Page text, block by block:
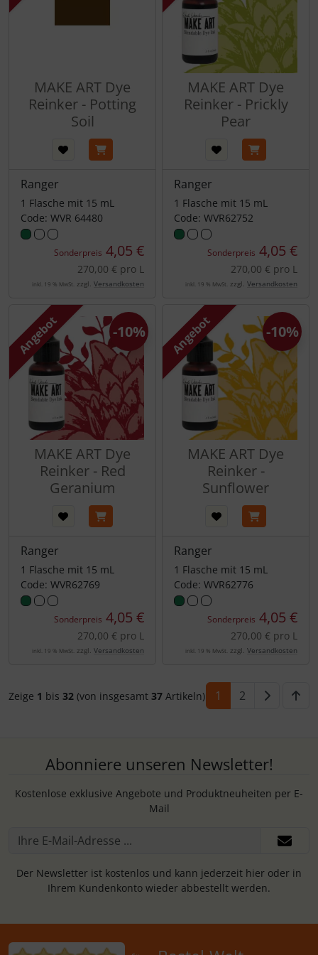
MAKE ART Dye
Reinker - Potting
Soil
Ranger
1 Flasche mit 15 mL
Code: WVR 64480
Sonderpreis 4,05 €
270,00 € pro L
inkl. 19 % MwSt. zzgl. Versandkosten
MAKE ART Dye
Reinker - Prickly
Pear
Ranger
1 Flasche mit 15 mL
Code: WVR62752
Sonderpreis 4,05 €
270,00 € pro L
inkl. 19 % MwSt. zzgl. Versandkosten
Angebot
MAKE ART Dye
Reinker - Red
Geranium
Ranger
1 Flasche mit 15 mL
Code: WVR62769
Sonderpreis 4,05 €
-10%
270,00 € pro L
inkl. 19 % MwSt. zzgl. Versandkosten
Angebot
MAKE ART Dye
Reinker -
Sunflower
Ranger
1 Flasche mit 15 mL
Code: WVR62776
Sonderpreis 4,05 €
-10%
270,00 € pro L
inkl. 19 % MwSt. zzgl. Versandkosten
Zeige 1 bis32 (von insgesamt37 Artikeln) 1 2
Abonniere unseren Newsletter!
Kostenlose exklusive Angebote und Produktneuheiten per E-
Mail
Der Newsletter ist kostenlos und kann jederzeit hier oder in
Ihrem Kundenkonto wieder abbestellt werden.